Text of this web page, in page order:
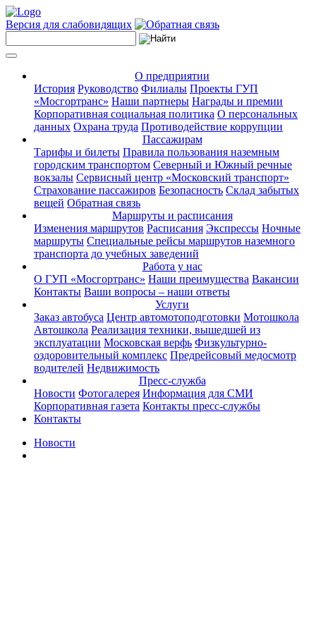
Версия для слабовидящих
О предприятии
История Руководство Филиалы Проекты ГУП
«Мосгортранс» Наши партнеры Награды и премии
Корпоративная социальная политика О персональных
данных Охрана труда Противодействие коррупции
Пассажирам
Тарифы и билеты Правила пользования наземным
городским транспортом Северный и Южный речные
вокзалы Сервисный центр «Московский транспорт»
Страхование пассажиров Безопасность Склад забытых
вещей Обратная связь
Маршруты и расписания
Изменения маршрутов Расписания Экспрессы Ночные
маршруты Специальные рейсы маршрутов наземного
транспорта до учебных заведений
Работа у нас
О ГУП «Мосгортранс» Наши преимущества Вакансии
Контакты Ваши вопросы – наши ответы
Услуги
Заказ автобуса Центр автомотоподготовки Мотошкола
Автошкола Реализация техники, вышедшей из
эксплуатации Московская верфь Физкультурно-
оздоровительный комплекс Предрейсовый медосмотр
водителей Недвижимость
Пресс-служба
Новости Фотогалерея Информация для СМИ
Корпоративная газета Контакты пресс-службы
Контакты
Новости